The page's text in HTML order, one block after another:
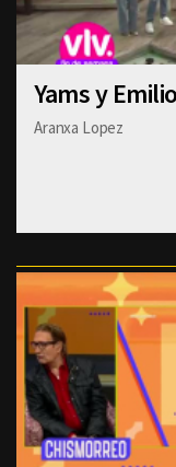
Yams y
Aranxa Lopez